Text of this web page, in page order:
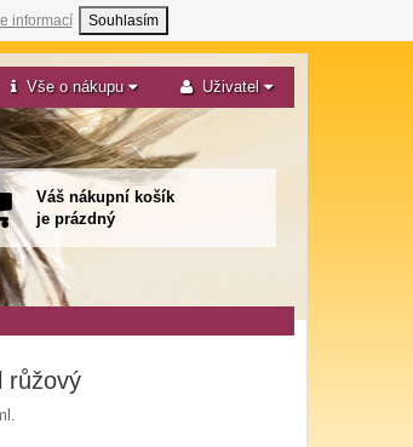
informací Souhlasím
Vše o nákupu Uživatel
Váš nákupní košík
je prázdný
růžový